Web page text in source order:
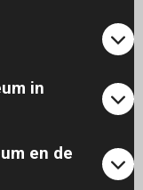
in
en de